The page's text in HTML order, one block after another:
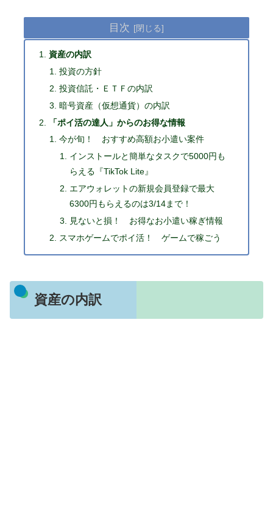
目次
資産の内訳
投資の方針
投資信託・ＥＴＦの内訳
暗号資産（仮想通貨）の内訳
「ポイ活の達人」からのお得な情報
今が旬！ おすすめ高額お小遣い案件
インストールと簡単なタスクで5000円も
らえる『TikTok Lite』
エアウォレットの新規会員登録で最大
6300円もらえるのは3/14まで！
見ないと損！ お得なお小遣い稼ぎ情報
スマホゲームでポイ活！ ゲームで稼ごう
資産の内訳